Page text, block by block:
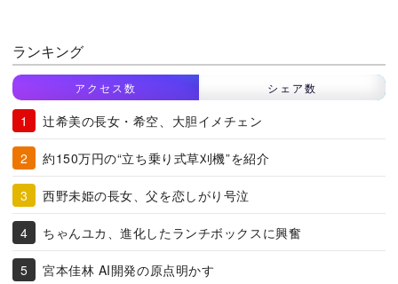
ランキング
アクセス数 シェア数
辻希美の長女・希空、大胆イメチェン
約150万円の“立ち乗り式草刈機”を紹介
西野未姫の長女、父を恋しがり号泣
ちゃんユカ、進化したランチボックスに興奮
宮本佳林 AI開発の原点明かす